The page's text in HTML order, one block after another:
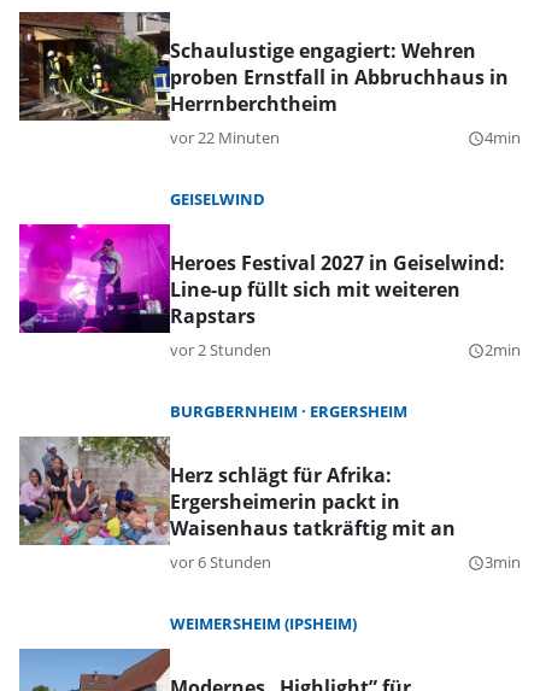
Schaulustige engagiert: Wehren
proben Ernstfall in Abbruchhaus in
Herrnberchtheim
vor 22 Minuten query_builder4min
GEISELWIND
Heroes Festival 2027 in Geiselwind:
Line-up füllt sich mit weiteren
Rapstars
vor 2 Stunden query_builder2min
BURGBERNHEIM ERGERSHEIM
Herz schlägt für Afrika:
Ergersheimerin packt in
Waisenhaus tatkräftig mit an
vor 6 Stunden query_builder3min
WEIMERSHEIM (IPSHEIM)